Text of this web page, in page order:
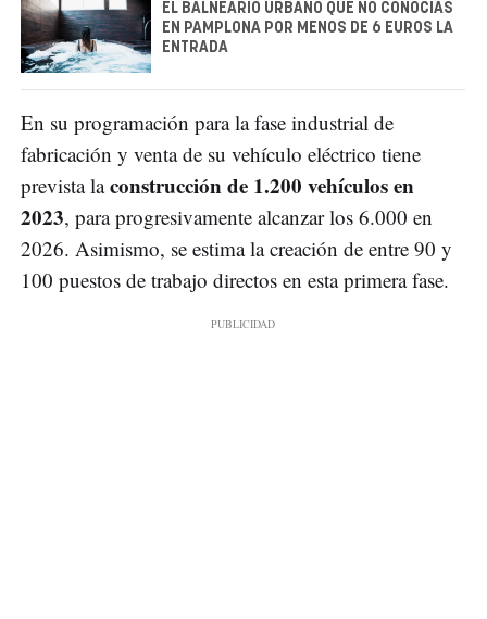
EL BALNEARIO URBANO QUE NO CONOCÍAS
EN PAMPLONA POR MENOS DE 6 EUROS LA
ENTRADA
En su programación para la fase industrial de
fabricación y venta de su vehículo eléctrico tiene
prevista laconstrucción de 1.200 vehículos en
2023, para progresivamente alcanzar los 6.000 en
2026. Asimismo, se estima la creación de entre 90 y
100 puestos de trabajo directos en esta primera fase.